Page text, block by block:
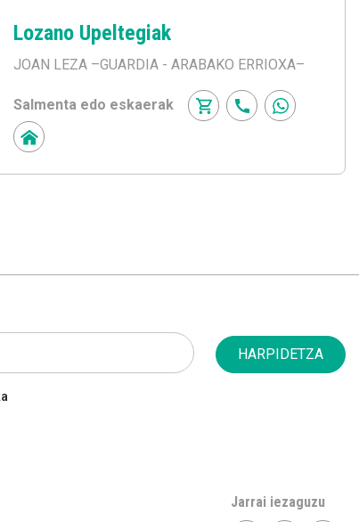
Lozano Upeltegiak
JOAN LEZA –GUARDIA - ARABAKO ERRIOXA–
Salmenta edo eskaerak
HARPIDETZA
Jarrai iezaguzu